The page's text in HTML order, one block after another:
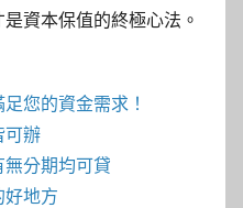
資本保值的終極心法。
您的資金需求！
可辦
分期均可貸
好地方